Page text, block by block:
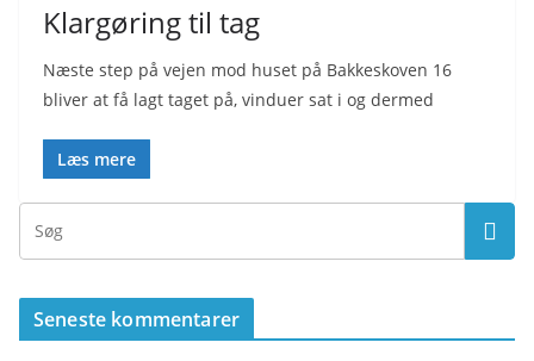
Klargøring til tag
Næste step på vejen mod huset på Bakkeskoven 16
bliver at få lagt taget på, vinduer sat i og dermed
Læs mere
Seneste kommentarer